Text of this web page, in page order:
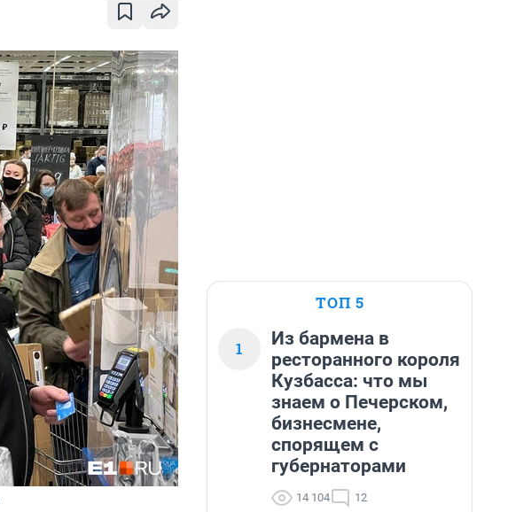
ТОП 5
1
Из бармена в
ресторанного короля
Кузбасса: что мы
знаем о Печерском,
бизнесмене,
спорящем с
губернаторами
14 104 12